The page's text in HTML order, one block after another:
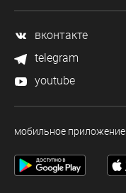
вконтакте
telegram
youtube
мобильное приложение